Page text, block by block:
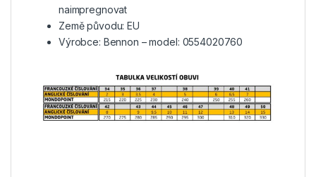
naimpregnovat
Země původu: EU
Výrobce: Bennon – model: 0554020760